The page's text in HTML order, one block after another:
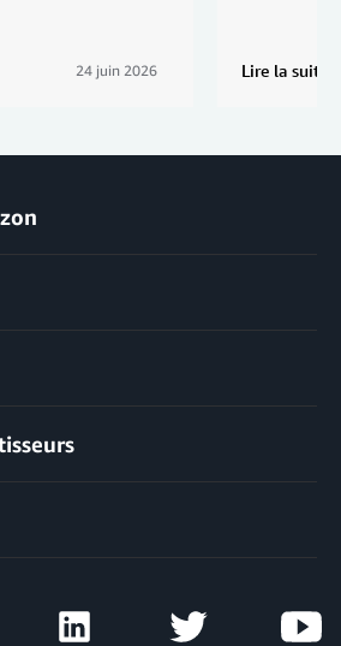
24 juin 2026 Lire la suite